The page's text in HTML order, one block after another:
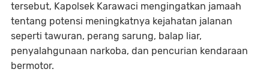
tersebut, Kapolsek Karawaci mengingatkan jamaah
tentang potensi meningkatnya kejahatan jalanan
seperti tawuran, perang sarung, balap liar,
penyalahgunaan narkoba, dan pencurian kendaraan
bermotor.